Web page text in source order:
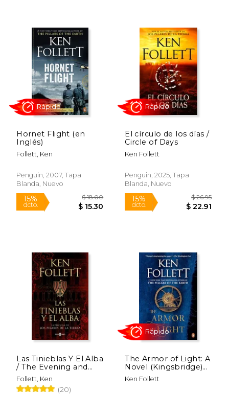
$ 16.96
15%
dcto.
15%
dcto.
Hornet Flight (en
Inglés)
Follett, Ken
Penguin, 2007, Tapa
Blanda, Nuevo
El círculo de los días /
Circle of Days
Ken Follett
Penguin, 2025, Tapa
Blanda, Nuevo
Las Tinieblas Y El Alba
/ The Evening and
the Morning
Follett, Ken
(20)
The Armor of Light: A
Novel (Kingsbridge)
(en Inglés)
Ken Follett